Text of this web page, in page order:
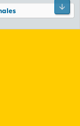
Ltd.
Pie